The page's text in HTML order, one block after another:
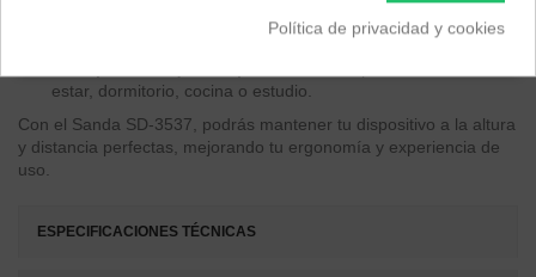
Proporciona seguridad y evita caídas
estar, dormitorio, cocina o estudio.
Con el Sanda SD-3537, podrás mantener tu dispositivo a la altura
y distancia perfectas, mejorando tu ergonomía y experiencia de
uso.
ESPECIFICACIONES TÉCNICAS
Política de privacidad y cookies